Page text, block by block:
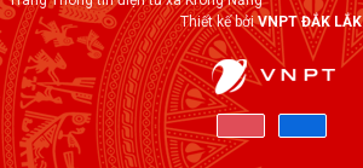
Thiết kế bởiVNPT ĐẮK LẮK